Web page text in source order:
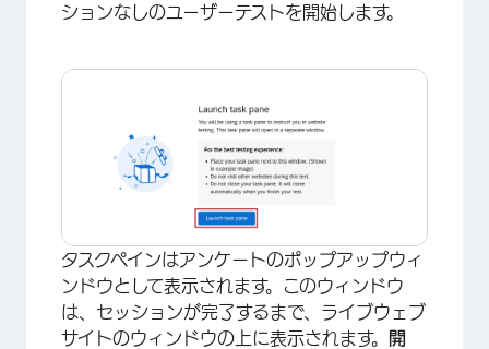
×
ションなしのユーザーテストを開始します。
タスクペインはアンケートのポップアップウィ
ンドウとして表示されます。このウィンドウ
は、セッションが完了するまで、ライブウェブ
サイトのウィンドウの上に表示されます。
開